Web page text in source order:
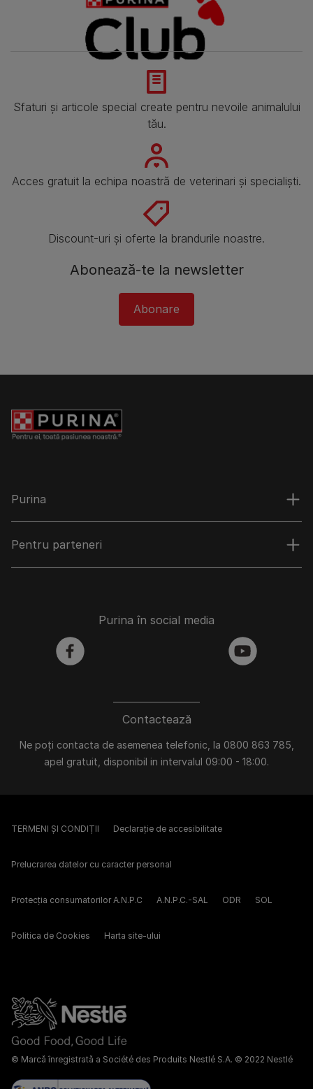
Sfaturi și articole special create pentru nevoile animalului
tău.
Acces gratuit la echipa noastră de veterinari și specialiști.
Discount-uri și oferte la brandurile noastre.
Abonează-te la newsletter
Abonare
Purina
Pentru parteneri
Contactează
Ne poți contacta de asemenea telefonic, la 0800 863 785,
apel gratuit, disponibil in intervalul 09:00 - 18:00.
Purina în social media
facebook youtube
© Marcă înregistrată a Société des Produits Nestlé S.A. © 2022 Nestlé
TERMENI ȘI CONDIȚII Declarație de accesibilitate
Prelucrarea datelor cu caracter personal
Protecția consumatorilor A.N.P.C A.N.P.C.-SAL ODR SOL
Politica de Cookies Harta site-ului